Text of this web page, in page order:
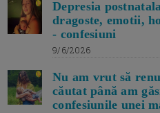
Depresia
dragoste, emotii,
- confesiuni
9/6/2026
Nu am vrut să
căutat până am
confesiunile unei